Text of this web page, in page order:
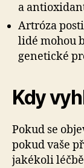
a
Artróza
lidé mohou
genetické
Kdy
Pokud se
pokud vaše
jakékoli